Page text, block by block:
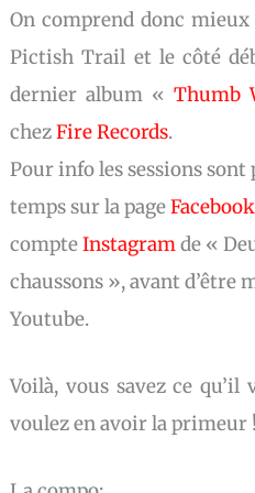
On comprend donc
Pictish Trail et le côté
dernier album «Thumb
chezFire Records.
Pour info les sessions
temps sur la pageFacebook
compteInstagramde «
chaussons », avant d’être
Youtube.
Voilà, vous savez ce
voulez en avoir la primeur !